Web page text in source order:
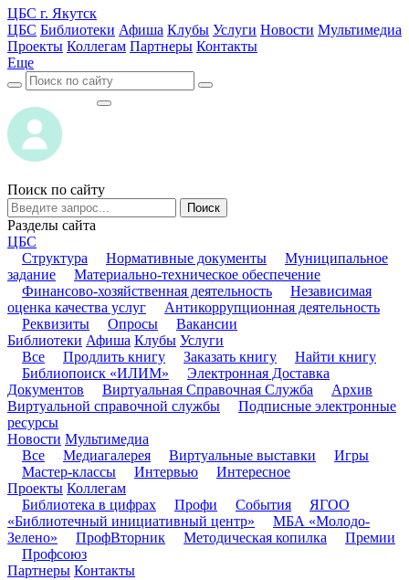
ЦБС г. Якутск
ЦБС Библиотеки Афиша Клубы Услуги Новости Мультимедиа
Проекты Коллегам Партнеры Контакты
Еще
Поиск по сайту
Поиск
Разделы сайта
ЦБС
Структура
Нормативные документы
Муниципальное
задание
Материально-техническое обеспечение
Финансово-хозяйственная деятельность
Независимая
оценка качества услуг
Антикоррупционная деятельность
Реквизиты
Опросы
Вакансии
Библиотеки Афиша Клубы Услуги
Все
Продлить книгу Заказать книгу
Найти книгу
Библиопоиск «ИЛИМ»
Электронная Доставка
Документов
Виртуальная Справочная Служба
Архив
Виртуальной справочной службы
Подписные электронные
ресурсы
Новости Мультимедиа
Все
Медиагалерея Виртуальные выставки
Игры
Мастер-классы
Интервью
Интересное
Проекты Коллегам
Библиотека в цифрах
Профи События
ЯГОО
«Библиотечный инициативный центр»
МБА «Молодо-
Зелено»
ПрофВторник Методическая копилка
Премии
Профсоюз
Партнеры Контакты